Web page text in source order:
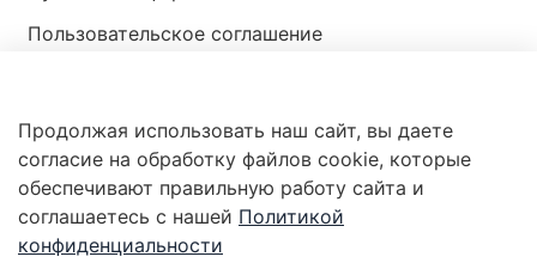
Пользовательское соглашение
Магазин мир ракушек
Продолжая использовать наш сайт, вы даете
согласие на обработку файлов cookie, которые
обеспечивают правильную работу сайта и
соглашаетесь с нашей Политикой
конфиденциальности